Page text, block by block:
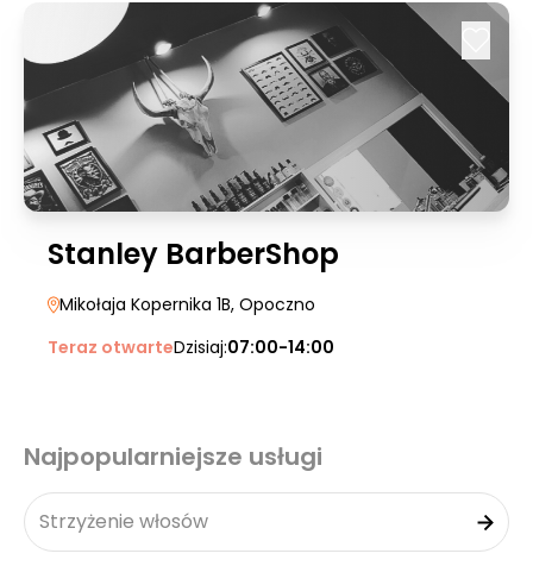
Stanley BarberShop
Mikołaja Kopernika 1B, Opoczno
Teraz otwarteDzisiaj:07:00-14:00
Najpopularniejsze usługi
Strzyżenie włosów